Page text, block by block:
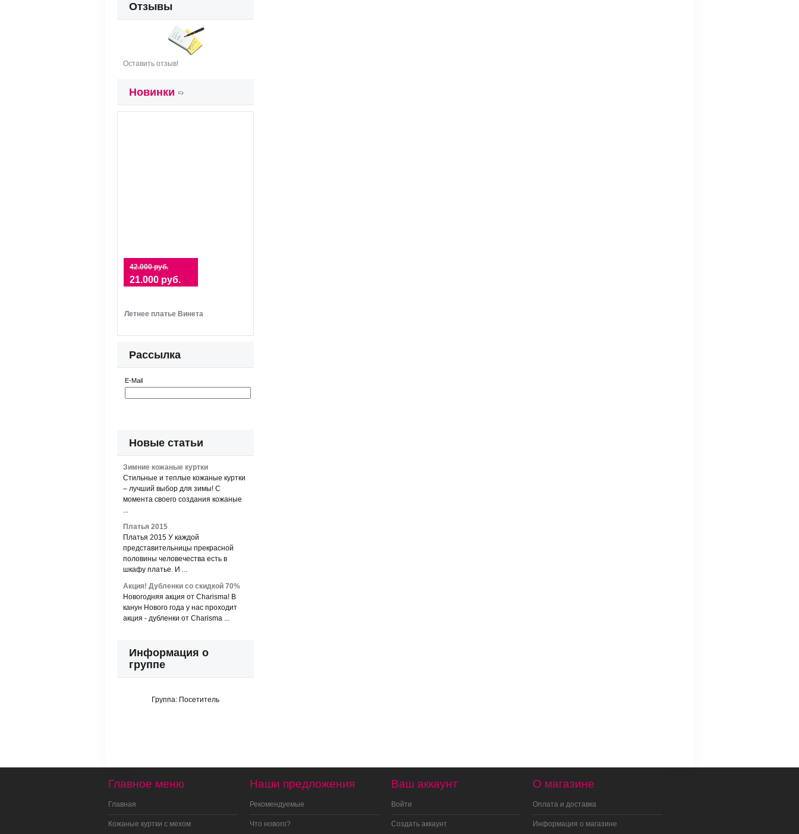
Отзывы
Оставить отзыв!
Новинки
42.000 руб.
21.000 руб.
Летнее платье Винета
Рассылка
E-Mail
Новые статьи
Зимние кожаные куртки
Стильные и теплые кожаные куртки
– лучший выбор для зимы! С
момента своего создания кожаные
...
Платья 2015
Платья 2015 У каждой
представительницы прекрасной
половины человечества есть в
шкафу платье. И ...
Акция! Дубленки со скидкой 70%
Новогодняя акция от Charisma! В
канун Нового года у нас проходит
акция - дубленки от Charisma ...
Информация о
группе
Группа: Посетитель
Главное меню
Главная
Кожаные куртки с мехом
Наши предложения
Рекомендуемые
Что нового?
Ваш аккаунт
Войти
Создать аккаунт
О магазине
Оплата и доставка
Информация о магазине